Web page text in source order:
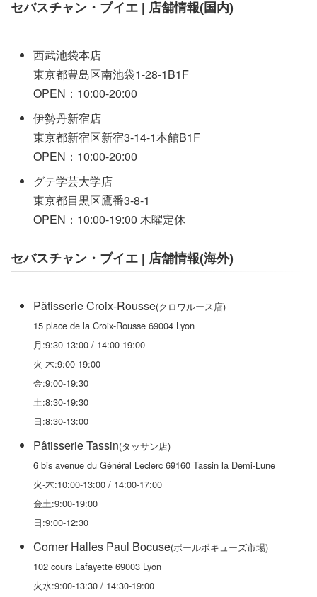
セバスチャン・ブイエ | 店舗情報(国内)
西武池袋本店
東京都豊島区南池袋1-28-1B1F
OPEN：10:00-20:00
伊勢丹新宿店
東京都新宿区新宿3-14-1本館B1F
OPEN：10:00-20:00
グテ学芸大学店
東京都目黒区鷹番3-8-1
OPEN：10:00-19:00 木曜定休
セバスチャン・ブイエ | 店舗情報(海外)
Pâtisserie Croix-Rousse(クロワルース店)
15 place de la Croix-Rousse 69004 Lyon
月:9:30-13:00 / 14:00-19:00
火-木:9:00-19:00
金:9:00-19:30
土:8:30-19:30
日:8:30-13:00
Pâtisserie Tassin(タッサン店)
6 bis avenue du Général Leclerc 69160 Tassin la Demi-Lune
火-木:10:00-13:00 / 14:00-17:00
金土:9:00-19:00
日:9:00-12:30
Corner Halles Paul Bocuse(ポールボキューズ市場)
102 cours Lafayette 69003 Lyon
火水:9:00-13:30 / 14:30-19:00